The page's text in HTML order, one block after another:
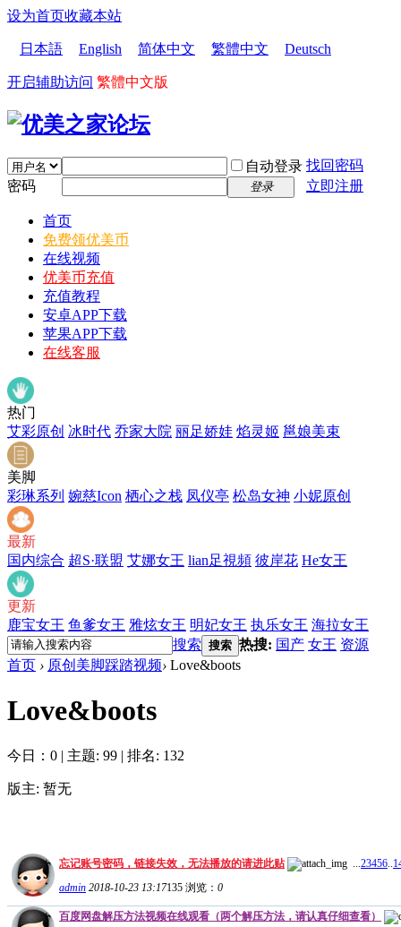
设为首页收藏本站
日本語 English 简体中文 繁體中文 Deutsch
开启辅助访问 繁體中文版
自动登录 找回密码
密码
登录 立即注册
首页
免费领优美币
在线视频
优美币充值
充值教程
安卓APP下载
苹果APP下载
在线客服
热门
艾彩原创 冰时代 乔家大院 丽足娇娃 焰灵姬 邕娘美束
美脚
彩琳系列 婉慈Icon 栖心之栈 凤仪亭 松岛女神 小妮原创
最新
国内综合 超S·联盟 艾娜女王 lian足視頻 彼岸花 He女王
更新
鹿宝女王 鱼爹女王 雅炫女王 明妃女王 执乐女王 海拉女王
搜索 搜索 热搜: 国产 女王 资源
首页 › 原创美脚踩踏视频› Love&boots
Love&boots
今日：0 | 主题: 99 | 排名: 132
版主: 暂无
忘记账号密码，链接失效，无法播放的请进此贴 23456
admin 2018-10-23 13:17135 浏览： 0
百度网盘解压方法视频在线观看（两个解压方法，请认真仔细查看）